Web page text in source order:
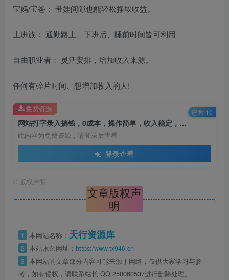
宝妈/宝爸： 带娃间隙也能轻松挣取收益。
上班族： 通勤路上、下班后、睡前时间皆可利用
自由职业者： 灵活安排，增加收入来源。
任何有碎片时间、想增加收入的人!
网站打字录入搞钱，0成本，操作简单，收入稳定，不限单量，轻松上手，快速结算，日入5张【揭秘】
此内容为免费资源，请登录后查看
登录查看
免费资源 已售 10
© 版权声明
文章版权声
明
1 本网站名称： 天行资源库
2 本站永久网址： https:/www.tx946.cn
3 本网站的文章部分内容可能来源于网络，仅供大家学习与参
考，如有侵权，请联系站长 QQ:250060537进行删除处理。